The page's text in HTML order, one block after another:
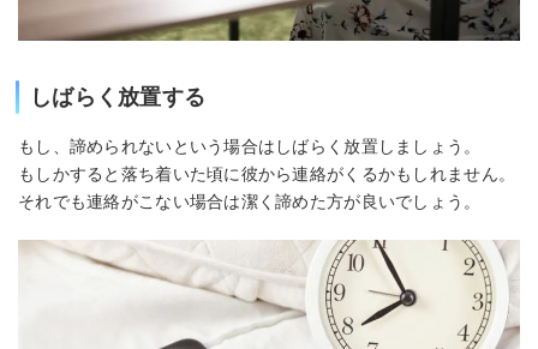
しばらく放置する
もし、諦められないという場合はしばらく放置しましょう。
もしかすると落ち着いた頃に彼から連絡がくるかもしれません。
それでも連絡がこない場合は潔く諦めた方が良いでしょう。